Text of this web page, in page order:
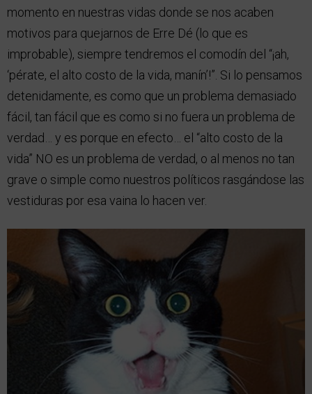
momento en nuestras vidas donde se nos acaben
motivos para quejarnos de Erre Dé (lo que es
improbable), siempre tendremos el comodín del “¡ah,
‘pérate, el alto costo de la vida, manín’!”. Si lo pensamos
detenidamente, es como que un problema demasiado
fácil, tan fácil que es como si no fuera un problema de
verdad… y es porque en efecto… el “alto costo de la
vida” NO es un problema de verdad, o al menos no tan
grave o simple como nuestros políticos rasgándose las
vestiduras por esa vaina lo hacen ver.